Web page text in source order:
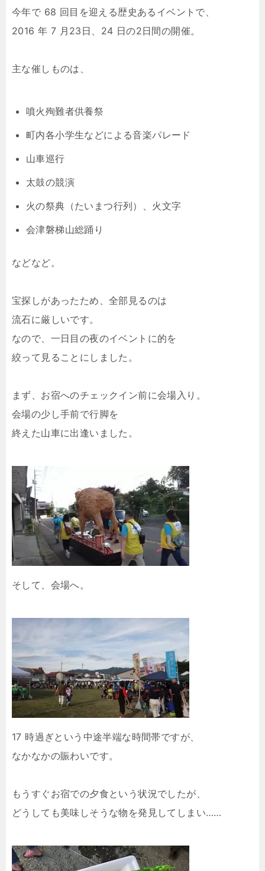
今年で 68 回目を迎える歴史あるイベントで、
2016 年 7 月23日、24 日の2日間の開催。
主な催しものは、
噴火殉難者供養祭
町内各小学生などによる音楽パレード
山車巡行
太鼓の競演
火の祭典（たいまつ行列）、火文字
会津磐梯山総踊り
などなど。
宝探しがあったため、全部見るのは
流石に厳しいです。
なので、一日目の夜のイベントに的を
絞って見ることにしました。
まず、お宿へのチェックイン前に会場入り。
会場の少し手前で行脚を
終えた山車に出逢いました。
そして、会場へ。
17 時過ぎという中途半端な時間帯ですが、
なかなかの賑わいです。
もうすぐお宿での夕食という状況でしたが、
どうしても美味しそうな物を発見してしまい……